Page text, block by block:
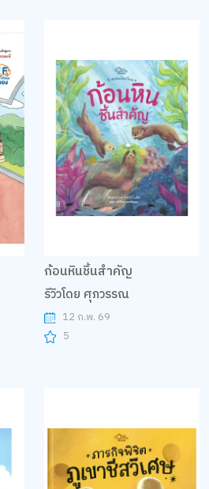
ก้อนหินชิ้นสำคัญ
รีวิวโดย ศุภวรรณ
12 ก.พ. 69
5